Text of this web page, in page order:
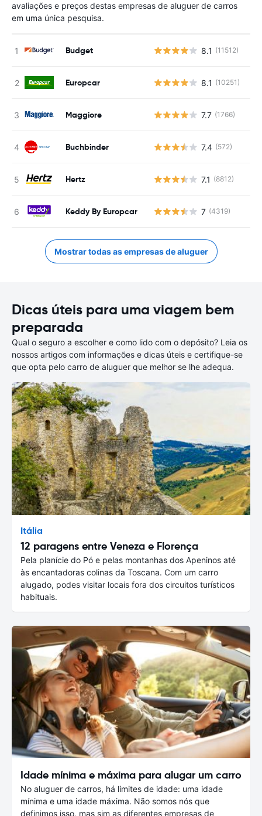
avaliações e preços destas empresas de aluguer de carros
em uma única pesquisa.
Budget 8.1 (11512)
Europcar 8.1 (10251)
Maggiore 7.7 (1766)
Buchbinder 7.4 (572)
Hertz 7.1 (8812)
Keddy By Europcar 7 (4319)
Mostrar todas as empresas de aluguer
Dicas úteis para uma viagem bem
preparada
Qual o seguro a escolher e como lido com o depósito? Leia os
nossos artigos com informações e dicas úteis e certifique-se
que opta pelo carro de aluguer que melhor se lhe adequa.
Itália
12 paragens entre Veneza e Florença
Pela planície do Pó e pelas montanhas dos Apeninos até
às encantadoras colinas da Toscana. Com um carro
alugado, podes visitar locais fora dos circuitos turísticos
habituais.
Idade mínima e máxima para alugar um carro
No aluguer de carros, há limites de idade: uma idade
mínima e uma idade máxima. Não somos nós que
definimos isso, mas sim as diferentes empresas de